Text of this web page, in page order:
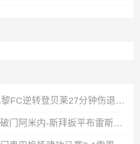
大巴黎1-2遭巴黎FC逆转登贝莱27分钟伤退戈里替补双响+读秒绝杀
法甲-卡斯蒂略破门阿米内-斯拜扳平布雷斯特1-1昂热